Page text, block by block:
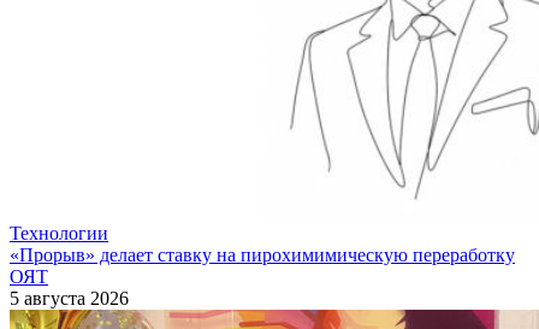
Технологии
«Прорыв» делает ставку на пирохимимическую переработку
ОЯТ
5 августа 2026